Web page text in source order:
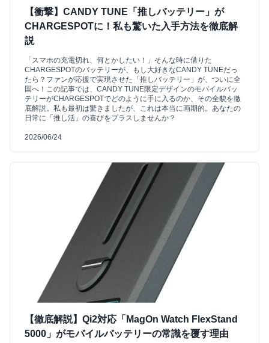
【衝撃】CANDY TUNE「推しバッテリー」が
CHARGESPOTに！私も驚いた入手方法を徹底解
説
「スマホの充電切れ、何とかしたい！」そんな時に借りた
CHARGESPOTのバッテリーが、もし大好きなCANDY TUNEだっ
たら？ファンが応援で実現させた「推しバッテリー」が、ついに全
国へ！この記事では、CANDY TUNE限定デザインのモバイルバッ
テリーがCHARGESPOTでどのように手に入るのか、その全貌を徹
底解説。私も最初は驚きましたが、これは本当に画期的。あなたの
日常に「推し活」の喜びをプラスしませんか？
2026/06/24
【徹底解説】Qi2対応「MagOn Watch FlexStand
5000」がモバイルバッテリーの常識を覆す理由